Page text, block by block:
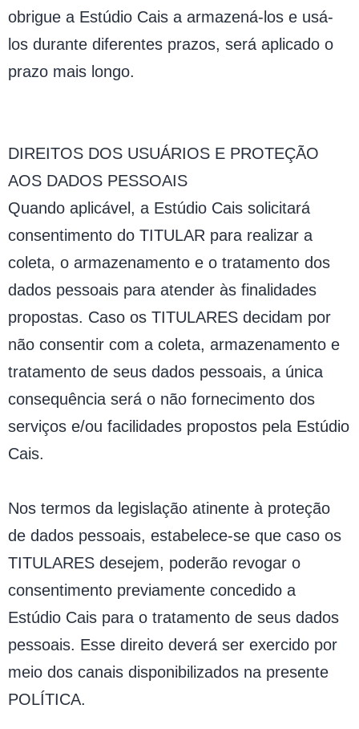
obrigue a Estúdio Cais a armazená-los e usá-
los durante diferentes prazos, será aplicado o
prazo mais longo.
DIREITOS DOS USUÁRIOS E PROTEÇÃO
AOS DADOS PESSOAIS
Quando aplicável, a Estúdio Cais solicitará
consentimento do TITULAR para realizar a
coleta, o armazenamento e o tratamento dos
dados pessoais para atender às finalidades
propostas. Caso os TITULARES decidam por
não consentir com a coleta, armazenamento e
tratamento de seus dados pessoais, a única
consequência será o não fornecimento dos
serviços e/ou facilidades propostos pela Estúdio
Cais.
Nos termos da legislação atinente à proteção
de dados pessoais, estabelece-se que caso os
TITULARES desejem, poderão revogar o
consentimento previamente concedido a
Estúdio Cais para o tratamento de seus dados
pessoais. Esse direito deverá ser exercido por
meio dos canais disponibilizados na presente
POLÍTICA.